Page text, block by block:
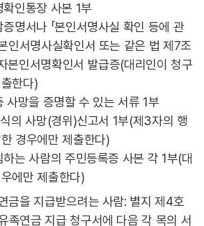
인통장 사본 1부
명서나 「본인서명사실 확인 등에 관
인서명사실확인서 또는 같은 법 제7조
본인서명확인서 발급증(대리인이 청구
한다)
사망을 증명할 수 있는 서류 1부
의 사망(경위)신고서 1부(제3자의 행
경우에만 제출한다)
는 사람의 주민등록증 사본 각 1부(대
에만 제출한다)
금을 지급받으려는 사람: 별지 제4호
족연금 지급 청구서에 다음 각 목의 서